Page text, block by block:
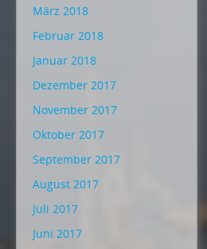
März 2018
Februar 2018
Januar 2018
Dezember 2017
November 2017
Oktober 2017
September 2017
August 2017
Juli 2017
Juni 2017